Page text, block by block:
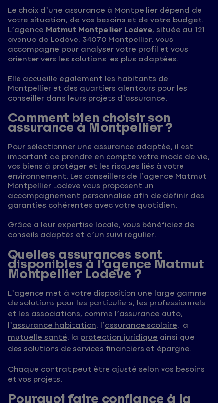
Le choix d’une assurance à Montpellier dépend de
votre situation, de vos besoins et de votre budget.
L’agence Matmut Montpellier Lodeve, située au 121
avenue de Lodève, 34070 Montpellier, vous
accompagne pour analyser votre profil et vous
orienter vers les solutions les plus adaptées.
Elle accueille également les habitants de
Montpellier et des quartiers alentours pour les
conseiller dans leurs projets d’assurance.
Comment bien choisir son
assurance à Montpellier ?
Pour sélectionner une assurance adaptée, il est
important de prendre en compte votre mode de vie,
vos biens à protéger et les risques liés à votre
environnement. Les conseillers de l’agence Matmut
Montpellier Lodeve vous proposent un
accompagnement personnalisé afin de définir des
garanties cohérentes avec votre quotidien.
Grâce à leur expertise locale, vous bénéficiez de
conseils adaptés et d’un suivi régulier.
Quelles assurances sont
disponibles à l’agence Matmut
Montpellier Lodeve ?
L’agence met à votre disposition une large gamme
de solutions pour les particuliers, les professionnels
et les associations, comme l’assurance auto,
l’assurance habitation, l’assurance scolaire, la
mutuelle santé, la protection juridique ainsi que
des solutions de services financiers et épargne.
Chaque contrat peut être ajusté selon vos besoins
et vos projets.
Pourquoi faire confiance à la